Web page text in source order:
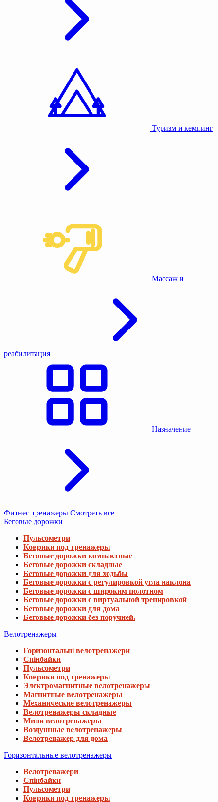
Туризм и кемпинг
Массаж и
реабилитация
Назначение
Фитнес-тренажеры Смотреть все
Беговые дорожки
Пульсометри
Коврики под тренажеры
Беговые дорожки компактные
Беговые дорожки складные
Беговые дорожки для ходьбы
Беговые дорожки с регулировкой угла наклона
Беговые дорожки с широким полотном
Беговые дорожки с виртуальной тренировкой
Беговые дорожки для дома
Беговые дорожки без поручней.
Велотренажеры
Горизонтальні велотренажери
Спінбайки
Пульсометри
Коврики под тренажеры
Электромагнитные велотренажеры
Магнитные велотренажеры
Механические велотренажеры
Велотренажеры складные
Мини велотренажеры
Воздушные велотренажеры
Велотренажер для дома
Горизонтальные велотренажеры
Велотренажери
Спінбайки
Пульсометри
Коврики под тренажеры